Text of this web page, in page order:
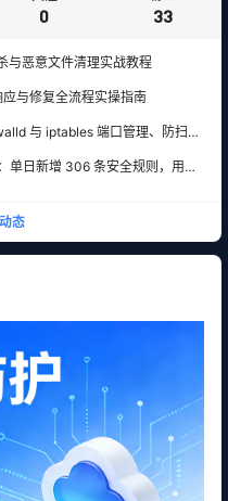
0 33
与恶意文件清理实战教程
与修复全流程实操指南
与 iptables 端口管理、防扫描
单日新增 306 条安全规则，用友
态